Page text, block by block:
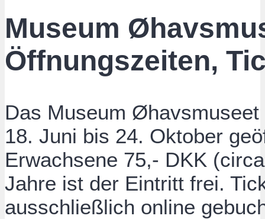
Museum
Öffnungszeiten,
Das Museum
18. Juni bis 24. Oktober
Erwachsene 75,- DKK
Jahre ist der Eintritt frei.
ausschließlich online